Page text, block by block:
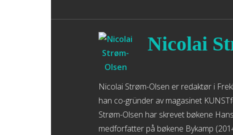
Nicolai
Nicolai Strøm-Olsen er redaktør i
han co-gründer av magasinet
Strøm-Olsen har skrevet bøkene
medforfatter på bøkene Bykamp